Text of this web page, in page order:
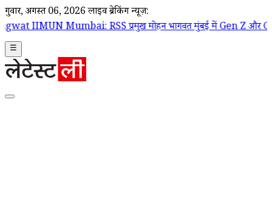
गुरूवार, अगस्त 06, 2026 लाइव ब्रेकिंग न्यूज़:
RSS प्रमुख मोहन भागवत मुंबई में Gen Z और Gen Alpha से करेंगे
☰